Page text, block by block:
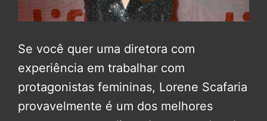
Se você quer uma diretora com
experiência em trabalhar com
protagonistas femininas, Lorene Scafaria
provavelmente é um dos melhores